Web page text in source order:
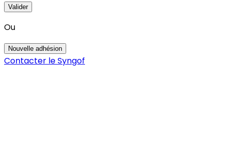
Valider
Ou
Nouvelle adhésion
Contacter le Syngof